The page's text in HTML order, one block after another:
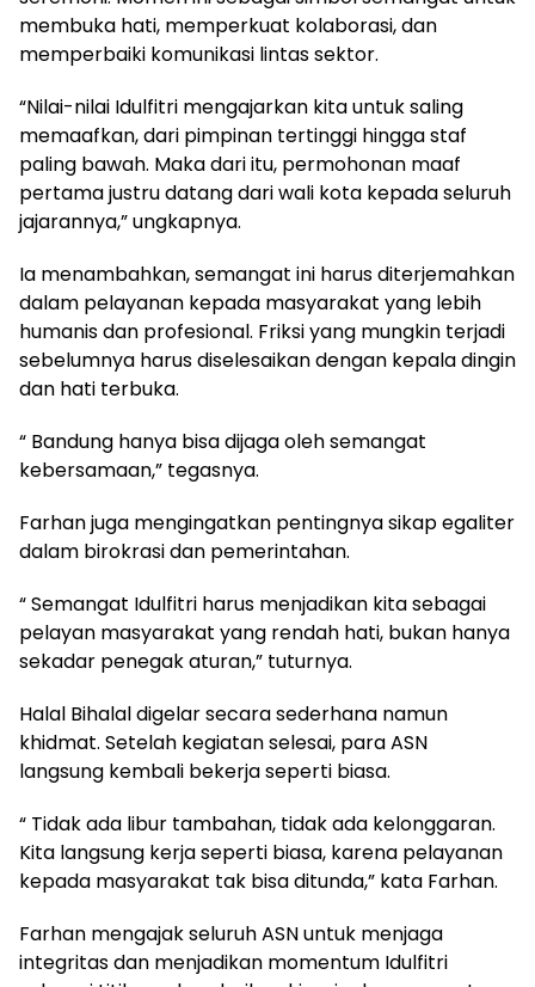
membuka hati, memperkuat kolaborasi, dan
memperbaiki komunikasi lintas sektor.
“Nilai-nilai Idulfitri mengajarkan kita untuk saling
memaafkan, dari pimpinan tertinggi hingga staf
paling bawah. Maka dari itu, permohonan maaf
pertama justru datang dari wali kota kepada seluruh
jajarannya,” ungkapnya.
Ia menambahkan, semangat ini harus diterjemahkan
dalam pelayanan kepada masyarakat yang lebih
humanis dan profesional. Friksi yang mungkin terjadi
sebelumnya harus diselesaikan dengan kepala dingin
dan hati terbuka.
“ Bandung hanya bisa dijaga oleh semangat
kebersamaan,” tegasnya.
Farhan juga mengingatkan pentingnya sikap egaliter
dalam birokrasi dan pemerintahan.
“ Semangat Idulfitri harus menjadikan kita sebagai
pelayan masyarakat yang rendah hati, bukan hanya
sekadar penegak aturan,” tuturnya.
Halal Bihalal digelar secara sederhana namun
khidmat. Setelah kegiatan selesai, para ASN
langsung kembali bekerja seperti biasa.
“ Tidak ada libur tambahan, tidak ada kelonggaran.
Kita langsung kerja seperti biasa, karena pelayanan
kepada masyarakat tak bisa ditunda,” kata Farhan.
Farhan mengajak seluruh ASN untuk menjaga
integritas dan menjadikan momentum Idulfitri